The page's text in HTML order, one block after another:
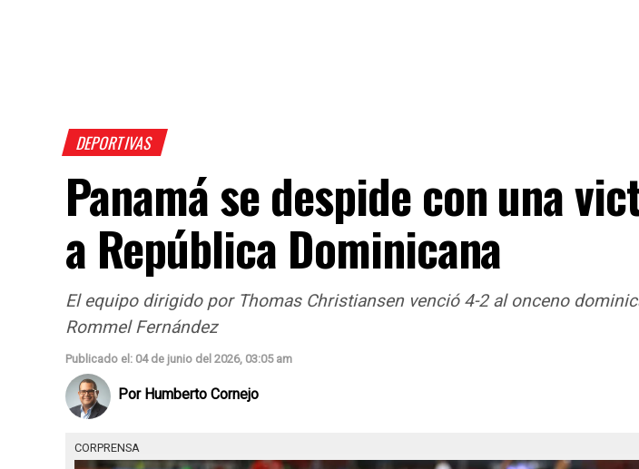
DEPORTIVAS
Panamá se despide con una
a República Dominicana
El equipo dirigido por Thomas Christiansen venció 4-2 al onceno
Rommel Fernández
Publicado el: 04 de junio del 2026, 03:05 am
Por Humberto Cornejo
CORPRENSA